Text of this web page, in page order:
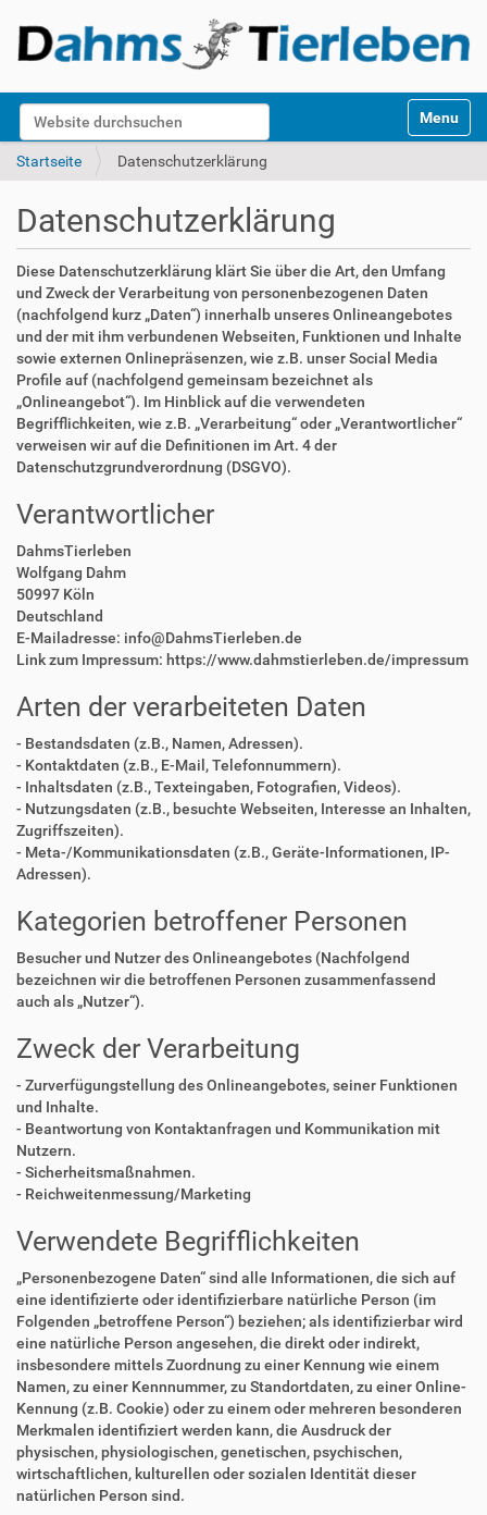
Website durchsuchen
k
Toggle
Startseite Datenschutzerklärung
Datenschutzerklärung
Diese Datenschutzerklärung klärt Sie über die Art, den Umfang
und Zweck der Verarbeitung von personenbezogenen Daten
(nachfolgend kurz „Daten“) innerhalb unseres Onlineangebotes
und der mit ihm verbundenen Webseiten, Funktionen und Inhalte
sowie externen Onlinepräsenzen, wie z.B. unser Social Media
Profile auf (nachfolgend gemeinsam bezeichnet als
„Onlineangebot“). Im Hinblick auf die verwendeten
Begrifflichkeiten, wie z.B. „Verarbeitung“ oder „Verantwortlicher“
verweisen wir auf die Definitionen im Art. 4 der
Datenschutzgrundverordnung (DSGVO).
Verantwortlicher
DahmsTierleben
Wolfgang Dahm
50997 Köln
Deutschland
E-Mailadresse: info@DahmsTierleben.de
Link zum Impressum: https://www.dahmstierleben.de/impressum
Arten der verarbeiteten Daten
- Bestandsdaten (z.B., Namen, Adressen).
- Kontaktdaten (z.B., E-Mail, Telefonnummern).
- Inhaltsdaten (z.B., Texteingaben, Fotografien, Videos).
- Nutzungsdaten (z.B., besuchte Webseiten, Interesse an Inhalten,
Zugriffszeiten).
- Meta-/Kommunikationsdaten (z.B., Geräte-Informationen, IP-
Adressen).
Kategorien betroffener Personen
Besucher und Nutzer des Onlineangebotes (Nachfolgend
bezeichnen wir die betroffenen Personen zusammenfassend
auch als „Nutzer“).
Zweck der Verarbeitung
- Zurverfügungstellung des Onlineangebotes, seiner Funktionen
und Inhalte.
- Beantwortung von Kontaktanfragen und Kommunikation mit
Nutzern.
- Sicherheitsmaßnahmen.
- Reichweitenmessung/Marketing
Verwendete Begrifflichkeiten
„Personenbezogene Daten“ sind alle Informationen, die sich auf
eine identifizierte oder identifizierbare natürliche Person (im
Folgenden „betroffene Person“) beziehen; als identifizierbar wird
eine natürliche Person angesehen, die direkt oder indirekt,
insbesondere mittels Zuordnung zu einer Kennung wie einem
Namen, zu einer Kennnummer, zu Standortdaten, zu einer Online-
Kennung (z.B. Cookie) oder zu einem oder mehreren besonderen
Merkmalen identifiziert werden kann, die Ausdruck der
physischen, physiologischen, genetischen, psychischen,
wirtschaftlichen, kulturellen oder sozialen Identität dieser
natürlichen Person sind.